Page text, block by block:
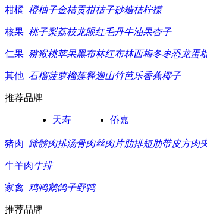
柑橘 橙柚子金桔贡柑桔子砂糖桔柠檬
核果 桃子梨荔枝龙眼红毛丹牛油果杏子
仁果 猕猴桃苹果黑布林红布林西梅冬枣恐龙蛋
其他 石榴菠萝榴莲释迦山竹芭乐香蕉椰子
推荐品牌
天寿 侨嘉
猪肉 蹄髈肉排汤骨肉丝肉片肋排短肋带皮方肉
牛羊肉牛排
家禽 鸡鸭鹅鸽子野鸭
推荐品牌